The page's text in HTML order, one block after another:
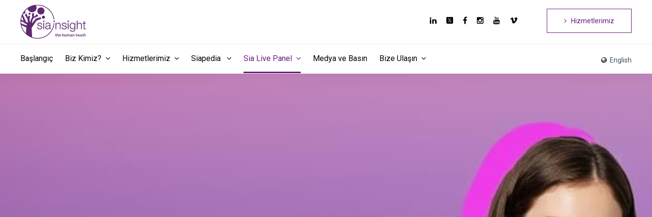
Hizmetlerimiz
English
Başlangıç Biz Kimiz? Hizmetlerimiz Siapedia Sia Live Panel Medya ve Basın Bize Ulaşın